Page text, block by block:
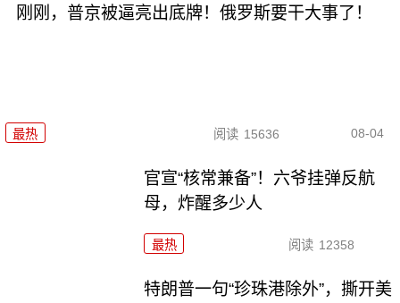
刚刚，普京被逼亮出底牌！俄罗斯要干大事了！
最热 阅读 15636 08-04
官宣“核常兼备”！六爷挂弹反航
母，炸醒多少人
最热 阅读 12358
特朗普一句“珍珠港除外”，撕开美